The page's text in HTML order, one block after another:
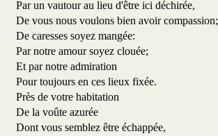
Par un vautour au lieu d'être ici déchirée,
De vous nous voulons bien avoir compassion;
De caresses soyez mangée:
Par notre amour soyez clouée;
Et par notre admiration
Pour toujours en ces lieux fixée.
Près de votre habitation
De la voûte azurée
Dont vous semblez être échappée,